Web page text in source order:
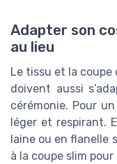
Adapter son
au lieu
Le tissu et la
doivent aussi
cérémonie. Pour
léger et respirant.
laine ou en flanelle
à la coupe slim